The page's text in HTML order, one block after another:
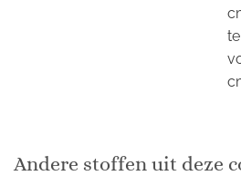
Andere stoffen uit deze